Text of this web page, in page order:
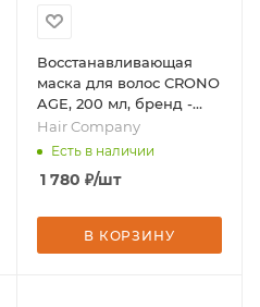
Восстанавливающая
маска для волос CRONO
AGE, 200 мл, бренд -
Hair Company
Hair Company
Есть в наличии
1 780 ₽/шт
В КОРЗИНУ